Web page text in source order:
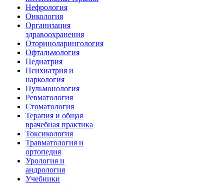
Нефрология
Онкология
Организация
здравоохранения
Оториноларингология
Офтальмология
Педиатрия
Психиатрия и
наркология
Пульмонология
Ревматология
Стоматология
Терапия и общая
врачебная практика
Токсикология
Травматология и
ортопедия
Урология и
андрология
Учебники